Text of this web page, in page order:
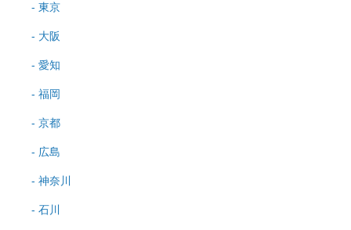
東京
大阪
愛知
福岡
京都
広島
神奈川
石川